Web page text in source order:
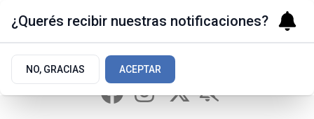
¿Querés recibir nuestras notificaciones?
NO, GRACIAS ACEPTAR